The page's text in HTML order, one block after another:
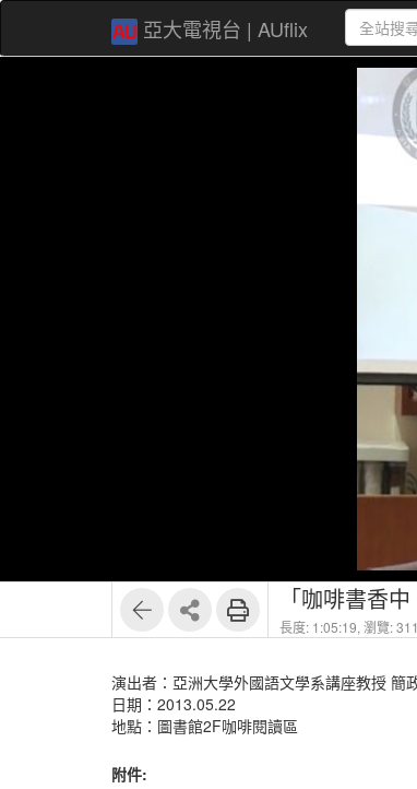
亞大電視台 | AUflix
「咖啡書香
長度: 1:05:19, 瀏覽:
演出者：亞洲大學外國語文學系講座教授 簡
日期：2013.05.22
地點：圖書館2F咖啡閱讀區
附件: